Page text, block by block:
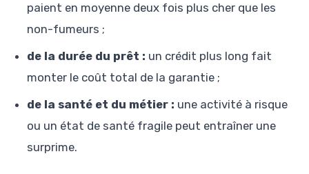
paient en moyenne deux fois plus cher que les
non-fumeurs ;
de la durée du prêt : un crédit plus long fait
monter le coût total de la garantie ;
de la santé et du métier : une activité à risque
ou un état de santé fragile peut entraîner une
surprime.